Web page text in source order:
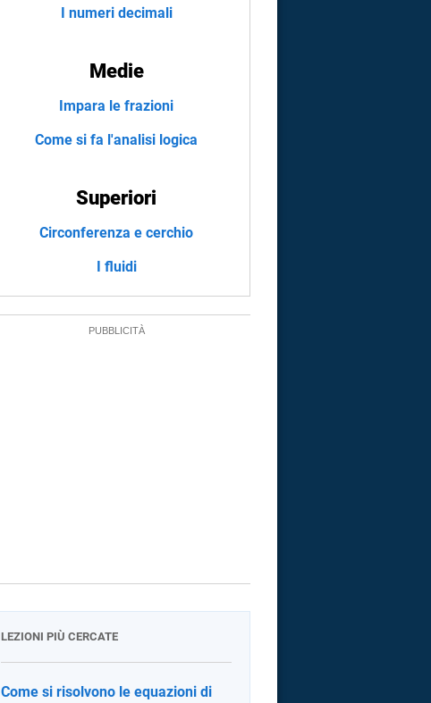
I numeri decimali
Medie
Impara le frazioni
Come si fa l'analisi logica
Superiori
Circonferenza e cerchio
I fluidi
LEZIONI PIÙ CERCATE
Come si risolvono le equazioni di